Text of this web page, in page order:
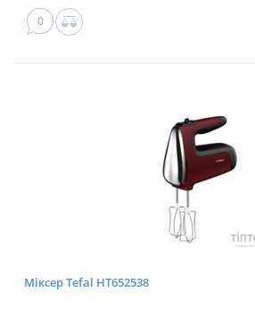
0
Міксер Tefal HT652538